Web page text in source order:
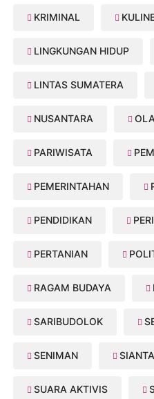
KRIMINAL
LINGKUNGAN HIDUP
LINTAS SUMATERA
NUSANTARA
PARIWISATA
PEMERINTAHAN
PENDIDIKAN
PERTANIAN
RAGAM BUDAYA
SARIBUDOLOK
SENIMAN
SUARA AKTIVIS